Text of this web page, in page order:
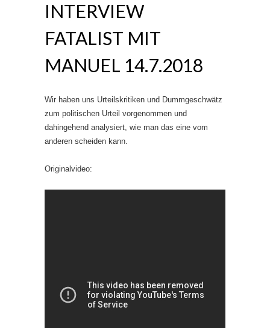
INTERVIEW
FATALIST MIT
MANUEL 14.7.2018
Wir haben uns Urteilskritiken und Dummgeschwätz
zum politischen Urteil vorgenommen und
dahingehend analysiert, wie man das eine vom
anderen scheiden kann.
Originalvideo: